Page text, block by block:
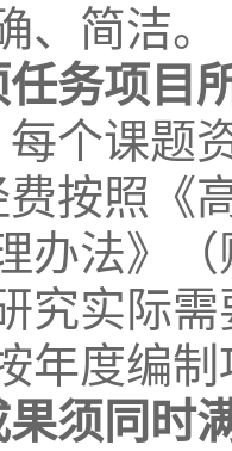
、简洁。
务项目
每个课题
按照《
办法》
究实际
年度编
须同时